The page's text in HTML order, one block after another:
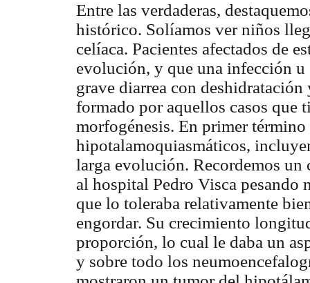
Entre las verdaderas,
histórico. Solíamos ver niños
celíaca. Pacientes afectados de
evolución, y que una infección u
grave diarrea con
formado por aquellos casos que
morfogénesis. En primer
hipotalamoquiasmáticos,
larga evolución. Recordemos un
al hospital Pedro Visca pesando
que lo toleraba relativamente
engordar. Su crecimiento
proporción, lo cual le daba un
y sobre todo los